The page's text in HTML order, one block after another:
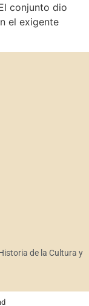
conjunto dio
el exigente
de la Cultura y